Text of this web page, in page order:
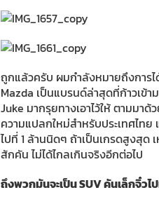
ถูกแล้วครับ ผมกำลังหมายถึงการ
Mazda เป็นแบรนด์ล่าสุดที่ก้าวเข้
Juke มากรุยทางเอาไว้ให้ ตามม
ความแปลกใหม่สำหรับประเทศไท
ไปที่ 1 ล้านนิดๆ ถ้าเป็นเกรดสูงสุด
สักคัน ไม่ได้ไกลเกินจริงอีกต่อไป
ถึงพวกมันจะเป็น SUV คันเล็กจิ๋วไ